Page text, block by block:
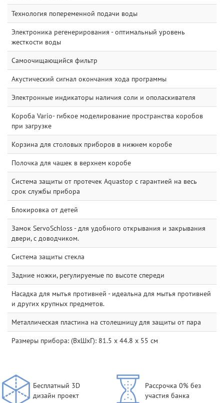
Технология попеременной подачи воды
Электроника регенерирования - оптимальный уровень
жесткости воды
Самоочищающийся фильтр
Акустический сигнал окончания хода программы
Электронные индикаторы наличия соли и ополаскивателя
Короба Vario- гибкое моделирование пространства коробов
при загрузке
Корзина для столовых приборов в нижнем коробе
Полочка для чашек в верхнем коробе
Система защиты от протечек Aquastop с гарантией на весь
срок службы прибора
Блокировка от детей
Замок ServoSchloss - для удобного открывания и закрывания
двери, с доводчиком.
Система защиты стекла
Задние ножки, регулируемые по высоте спереди
Насадка для мытья противней - идеальна для мытья противней
и других крупных предметов.
Металлическая пластина на столешницу для защиты от пара
Размеры прибора: (ВxШxГ): 81.5 x 44.8 x 55 см
Бесплатный 3D
дизайн проект
Рассрочка 0% без
участия банка